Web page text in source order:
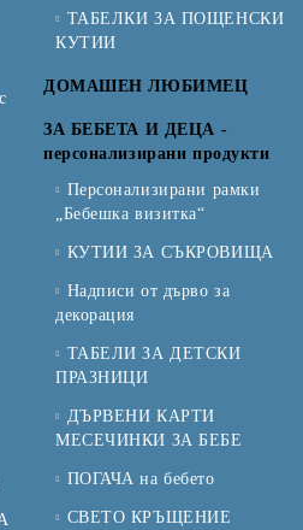
ТАБЕЛКИ ЗА ПОЩЕНСКИ
КУТИИ
ДОМАШЕН ЛЮБИМЕЦ
ЗА БЕБЕТА И ДЕЦА -
персонализирани продукти
Персонализирани рамки
„Бебешка визитка“
КУТИИ ЗА СЪКРОВИЩА
Надписи от дърво за
декорация
ТАБЕЛИ ЗА ДЕТСКИ
ПРАЗНИЦИ
ДЪРВЕНИ КАРТИ
МЕСЕЧИНКИ ЗА БЕБЕ
ПОГАЧА на бебето
СВЕТО КРЪЩЕНИЕ